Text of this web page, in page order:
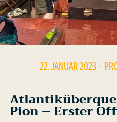
22. JANUAR 2023 -
Pion – Erster